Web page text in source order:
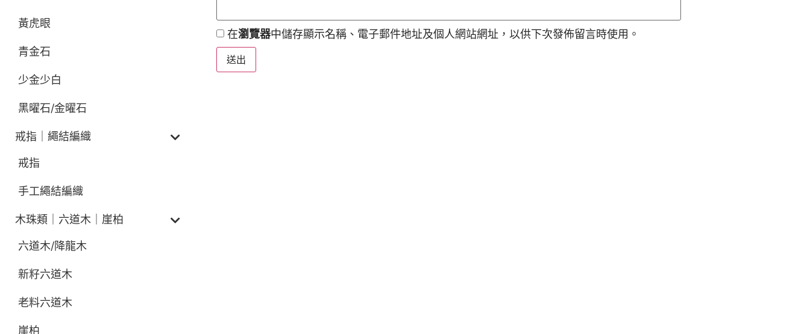
黃虎眼
青金石
少金少白
黑曜石/金曜石
戒指｜繩結編織
戒指
手工繩結編織
木珠類｜六道木｜崖柏
六道木/降龍木
新籽六道木
老料六道木
崖柏
在瀏覽器中儲存顯示名稱、電子郵件地址及個人網站網址，以供下次發佈留言時使用。